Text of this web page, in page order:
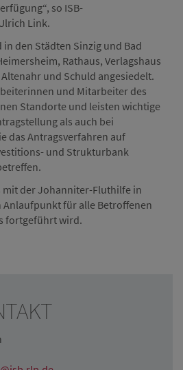
so ISB-
Link.
den Städten Sinzig und Bad
Rathaus, Verlagshaus
und Schuld angesiedelt.
und Mitarbeiter des
Standorte und leisten wichtige
als auch bei
das Antragsverfahren auf
und Strukturbank
mit der Johanniter-Fluthilfe in
Anlaufpunkt für alle Betroffenen
fortgeführt wird.